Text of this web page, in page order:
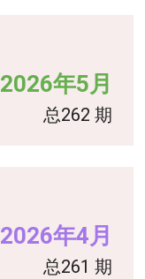
2026年5月
总262 期
2026年4月
总261 期